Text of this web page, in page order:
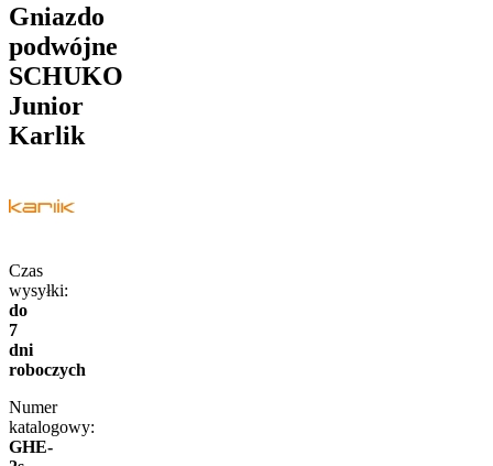
Gniazdo
podwójne
SCHUKO
Junior
Karlik
Czas
wysyłki:
do
7
dni
roboczych
Numer
katalogowy:
GHE-